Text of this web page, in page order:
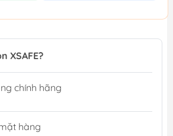
XSAFE?
chính hãng
hàng